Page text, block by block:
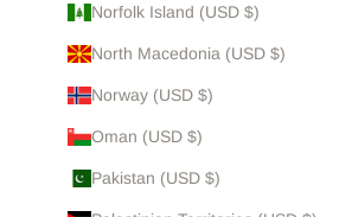
Norfolk Island (USD $)
North Macedonia (USD $)
Norway (USD $)
Oman (USD $)
Pakistan (USD $)